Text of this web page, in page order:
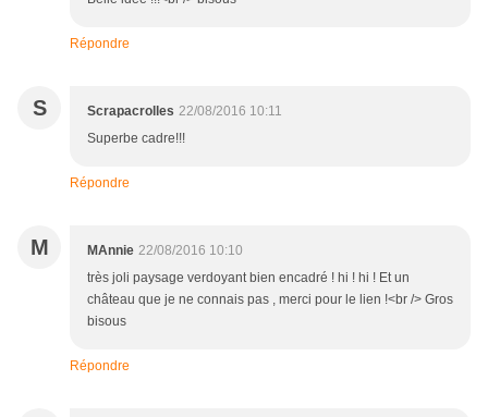
Répondre
S Scrapacrolles 22/08/2016 10:11
Superbe cadre!!!
Répondre
M MAnnie 22/08/2016 10:10
très joli paysage verdoyant bien encadré ! hi ! hi ! Et un
château que je ne connais pas , merci pour le lien !<br /> Gros
bisous
Répondre